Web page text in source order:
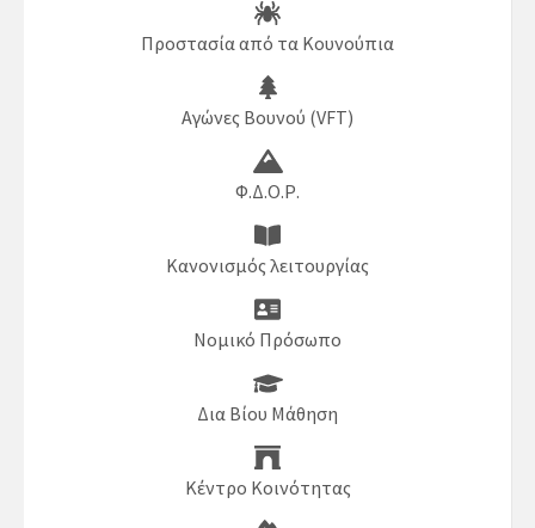
Προστασία από τα Κουνούπια
Αγώνες Βουνού (VFT)
Φ.Δ.Ο.Ρ.
Κανονισμός λειτουργίας
Νομικό Πρόσωπο
Δια Βίου Μάθηση
Κέντρο Κοινότητας